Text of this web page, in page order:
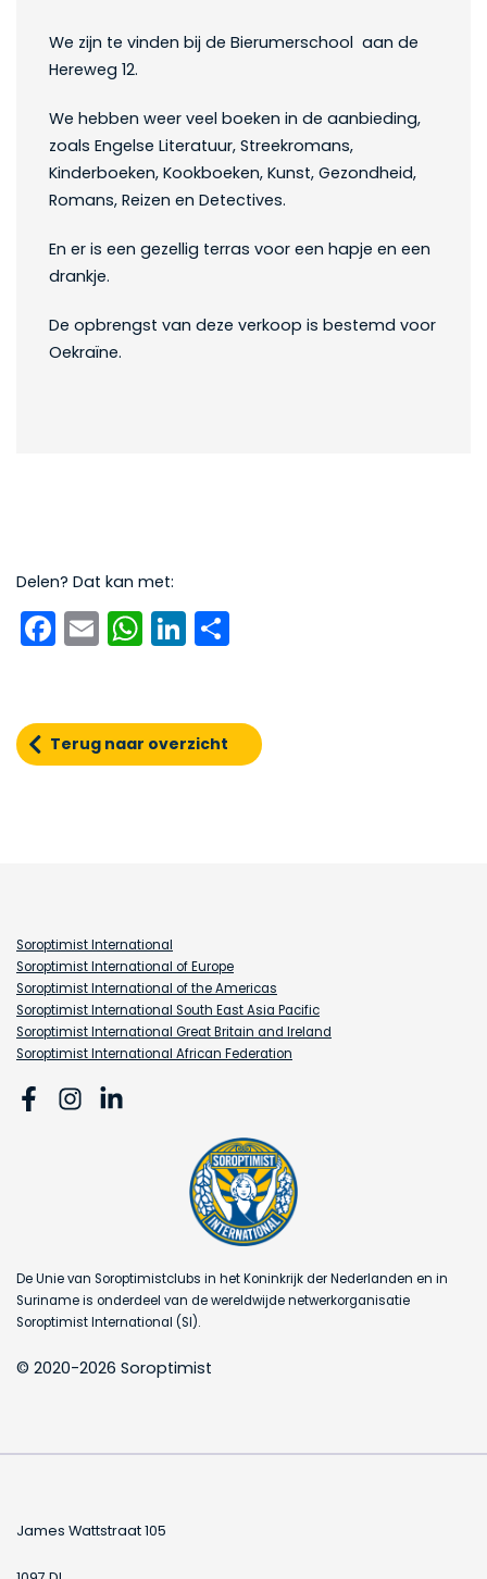
We zijn te vinden bij de Bierumerschool aan de
Hereweg 12.
We hebben weer veel boeken in de aanbieding,
zoals Engelse Literatuur, Streekromans,
Kinderboeken, Kookboeken, Kunst, Gezondheid,
Romans, Reizen en Detectives.
En er is een gezellig terras voor een hapje en een
drankje.
De opbrengst van deze verkoop is bestemd voor
Oekraïne.
Delen? Dat kan met:
Facebook
EmailWhatsApp
LinkedIn
Terug naar overzicht
Soroptimist International
Soroptimist International of Europe
Soroptimist International of the Americas
Soroptimist International South East Asia Pacific
Soroptimist International Great Britain and Ireland
Soroptimist International African Federation
De Unie van Soroptimistclubs in het Koninkrijk der Nederlanden en in
Suriname is onderdeel van de wereldwijde netwerkorganisatie
Soroptimist International (SI).
© 2020-2026 Soroptimist
James Wattstraat 105